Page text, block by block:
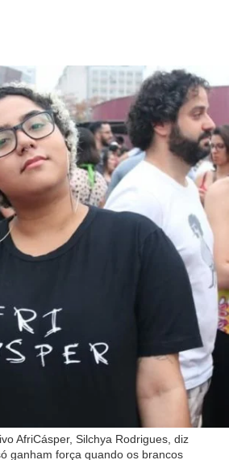
AfriCásper, Silchya Rodrigues, diz
ganham força quando os brancos